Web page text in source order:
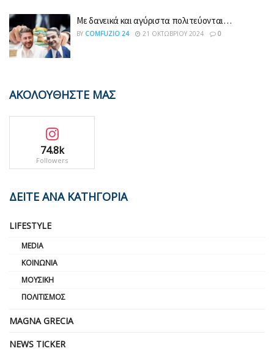
Με δανεικά και αγύριστα πολιτεύονται…
BY COMFUZIO 24 21 ΟΚΤΩΒΡΊΟΥ 2024 0
ΑΚΟΛΟΥΘΗΣΤΕ ΜΑΣ
74.8k
Followers
ΔΕΙΤΕ ΑΝΑ ΚΑΤΗΓΟΡΙΑ
LIFESTYLE
MEDIA
ΚΟΙΝΩΝΊΑ
ΜΟΥΣΙΚΉ
ΠΟΛΙΤΙΣΜΌΣ
MAGNA GRECIA
NEWS TICKER